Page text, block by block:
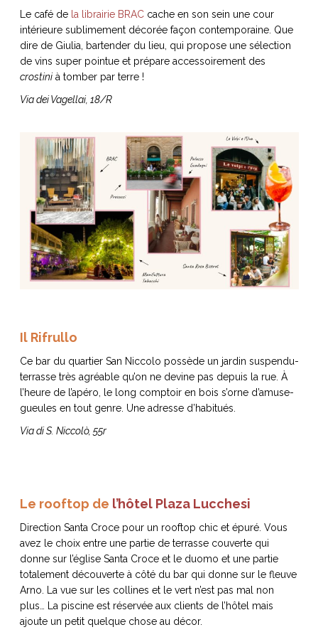
Le café de la librairie BRACcache en son sein une cour
intérieure sublimement décorée façon contemporaine. Que
dire de Giulia, bartender du lieu, qui propose une sélection
de vins super pointue et prépare accessoirement des
crostinià tomber par terre !
Via dei Vagellai, 18/R
Il Rifrullo
Ce bar du quartier San Niccolo possède un jardin suspendu-
terrasse très agréable qu’on ne devine pas depuis la rue. À
l’heure de l’apéro, le long comptoir en bois s’orne d’amuse-
gueules en tout genre. Une adresse d’habitués.
Via di S. Niccolò, 55r
Le rooftop de l’hôtel Plaza Lucchesi
Direction Santa Croce pour un rooftop chic et épuré. Vous
avez le choix entre une partie de terrasse couverte qui
donne sur l’église Santa Croce et le duomo et une partie
totalement découverte à côté du bar qui donne sur le fleuve
Arno. La vue sur les collines et le vert n’est pas mal non
plus… La piscine est réservée aux clients de l’hôtel mais
ajoute un petit quelque chose au décor.